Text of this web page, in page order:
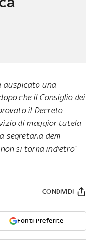
auspicato una
che il Consiglio dei
il Decreto
di maggior tutela
segretaria dem
si torna indietro”
Fonti Preferite
CONDIVIDI